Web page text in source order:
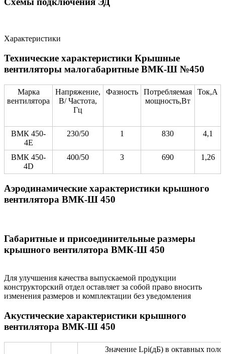
Характеристики
Технические характеристики Крышные
вентиляторы малогабаритные ВМК-Ш №450
Марка
вентилятора
Напряжение,
В/ Частота,
Гц
Фазность
Потребляемая
мощность,Вт
Ток,А
ВМК 450-
4Е
230/50 1 830 4,1
ВМК 450-
4D
400/50 3 690 1,26
Аэродинамические характеристики крышного
вентилятора ВМК-Ш 450
Габаритные и присоединительные размеры
крышного вентилятора ВМК-Ш 450
Для улучшения качества выпускаемой продукции
конструкторский отдел оставляет за собой право вносить
изменения размеров и комплектации без уведомления
Акустические характеристики крышного
вентилятора ВМК-Ш 450
Значение Lpi(дБ) в октавных